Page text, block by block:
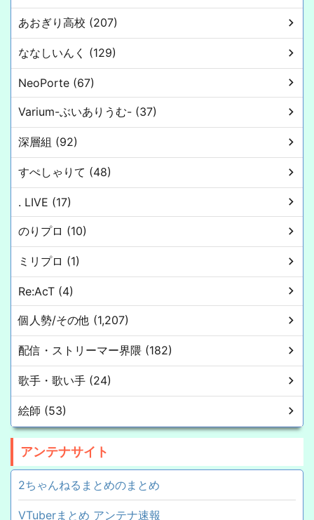
あおぎり高校 (207)
ななしいんく (129)
NeoPorte (67)
Varium-ぶいありうむ- (37)
深層組 (92)
すぺしゃりて (48)
. LIVE (17)
のりプロ (10)
ミリプロ (1)
Re:AcT (4)
個人勢/その他 (1,207)
配信・ストリーマー界隈 (182)
歌手・歌い手 (24)
絵師 (53)
アンテナサイト
2ちゃんねるまとめのまとめ
VTuberまとめ アンテナ速報